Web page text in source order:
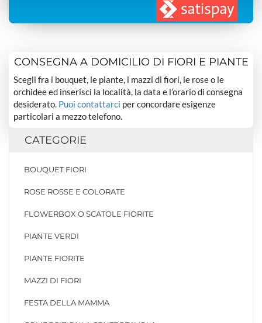
CONSEGNA A DOMICILIO DI FIORI E PIANTE
Scegli fra i bouquet, le piante, i mazzi di fiori, le rose o le
orchidee ed inserisci la località, la data e l’orario di consegna
desiderato. Puoi contattarci per concordare esigenze
particolari a mezzo telefono.
CATEGORIE
BOUQUET FIORI
ROSE ROSSE E COLORATE
FLOWERBOX O SCATOLE FIORITE
PIANTE VERDI
PIANTE FIORITE
MAZZI DI FIORI
FESTA DELLA MAMMA